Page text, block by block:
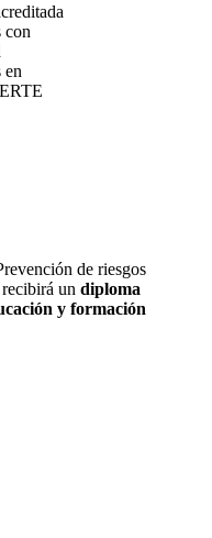
con
en
de riesgos
un diploma
y formación